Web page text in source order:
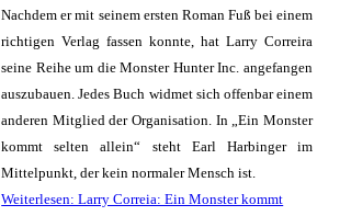
Nachdem er mit seinem ersten Roman Fuß bei einem
richtigen Verlag fassen konnte, hat Larry Correira
seine Reihe um die Monster Hunter Inc. angefangen
auszubauen. Jedes Buch widmet sich offenbar einem
anderen Mitglied der Organisation. In „Ein Monster
kommt selten allein“ steht Earl Harbinger im
Mittelpunkt, der kein normaler Mensch ist.
Weiterlesen: Larry Correia: Ein Monster kommt